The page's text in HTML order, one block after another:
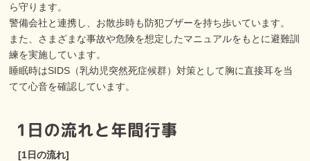
ら守ります。
警備会社と連携し、お散歩時も防犯ブザーを持ち歩いています。
また、さまざまな事故や危険を想定したマニュアルをもとに避難訓
練を実施しています。
睡眠時はSIDS（乳幼児突然死症候群）対策として胸に直接耳を当
てて心音を確認しています。
[1日の流れ]